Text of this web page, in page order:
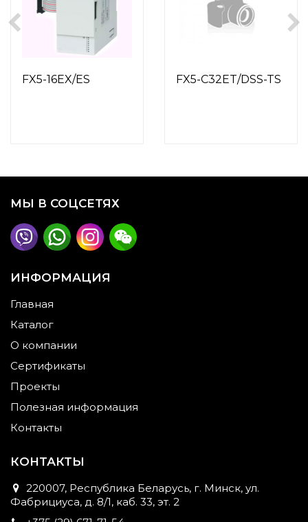
FX5-16EX/ES FX5-C32ET/DSS-TS
МЫ В СОЦСЕТЯХ
ИНФОРМАЦИЯ
Главная
Каталог
О компании
Сертификаты
Проекты
Полезная информация
Контакты
КОНТАКТЫ
220007, Республика Беларусь, г. Минск, ул.
Фабрициуса, д. 8/1, каб. 33, эт. 2